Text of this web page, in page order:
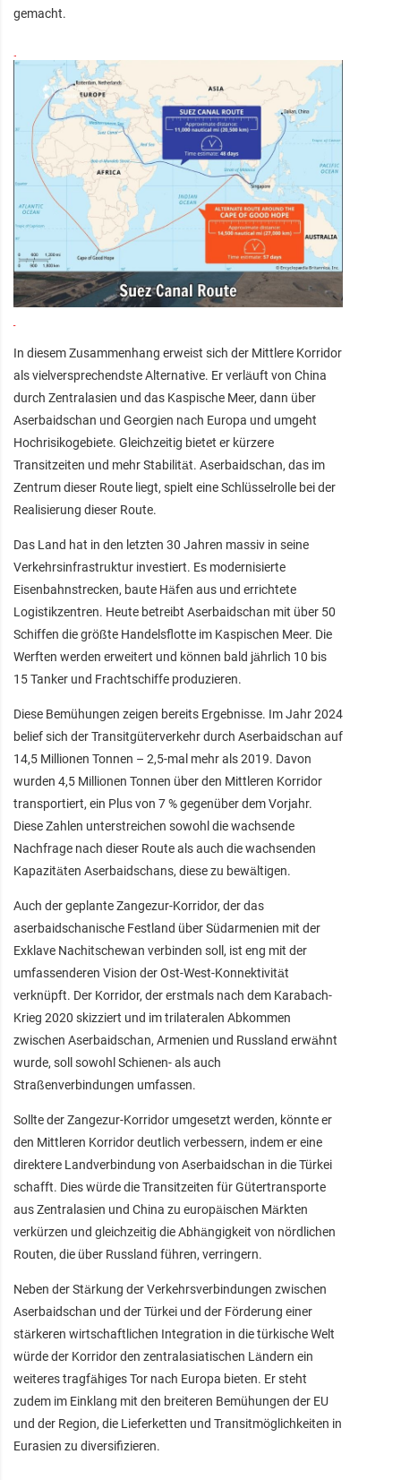
gemacht.
In diesem Zusammenhang erweist sich der Mittlere Korridor
als vielversprechendste Alternative. Er verläuft von China
durch Zentralasien und das Kaspische Meer, dann über
Aserbaidschan und Georgien nach Europa und umgeht
Hochrisikogebiete. Gleichzeitig bietet er kürzere
Transitzeiten und mehr Stabilität. Aserbaidschan, das im
Zentrum dieser Route liegt, spielt eine Schlüsselrolle bei der
Realisierung dieser Route.
Das Land hat in den letzten 30 Jahren massiv in seine
Verkehrsinfrastruktur investiert. Es modernisierte
Eisenbahnstrecken, baute Häfen aus und errichtete
Logistikzentren. Heute betreibt Aserbaidschan mit über 50
Schiffen die größte Handelsflotte im Kaspischen Meer. Die
Werften werden erweitert und können bald jährlich 10 bis
15 Tanker und Frachtschiffe produzieren.
Diese Bemühungen zeigen bereits Ergebnisse. Im Jahr 2024
belief sich der Transitgüterverkehr durch Aserbaidschan auf
14,5 Millionen Tonnen – 2,5-mal mehr als 2019. Davon
wurden 4,5 Millionen Tonnen über den Mittleren Korridor
transportiert, ein Plus von 7 % gegenüber dem Vorjahr.
Diese Zahlen unterstreichen sowohl die wachsende
Nachfrage nach dieser Route als auch die wachsenden
Kapazitäten Aserbaidschans, diese zu bewältigen.
Auch der geplante Zangezur-Korridor, der das
aserbaidschanische Festland über Südarmenien mit der
Exklave Nachitschewan verbinden soll, ist eng mit der
umfassenderen Vision der Ost-West-Konnektivität
verknüpft. Der Korridor, der erstmals nach dem Karabach-
Krieg 2020 skizziert und im trilateralen Abkommen
zwischen Aserbaidschan, Armenien und Russland erwähnt
wurde, soll sowohl Schienen- als auch
Straßenverbindungen umfassen.
Sollte der Zangezur-Korridor umgesetzt werden, könnte er
den Mittleren Korridor deutlich verbessern, indem er eine
direktere Landverbindung von Aserbaidschan in die Türkei
schafft. Dies würde die Transitzeiten für Gütertransporte
aus Zentralasien und China zu europäischen Märkten
verkürzen und gleichzeitig die Abhängigkeit von nördlichen
Routen, die über Russland führen, verringern.
Neben der Stärkung der Verkehrsverbindungen zwischen
Aserbaidschan und der Türkei und der Förderung einer
stärkeren wirtschaftlichen Integration in die türkische Welt
würde der Korridor den zentralasiatischen Ländern ein
weiteres tragfähiges Tor nach Europa bieten. Er steht
zudem im Einklang mit den breiteren Bemühungen der EU
und der Region, die Lieferketten und Transitmöglichkeiten in
Eurasien zu diversifizieren.